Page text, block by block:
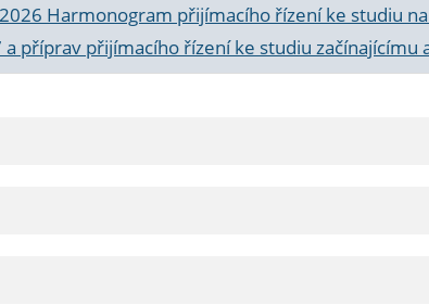
Harmonogram přijímacího řízení ke studiu
a příprav přijímacího řízení ke studiu